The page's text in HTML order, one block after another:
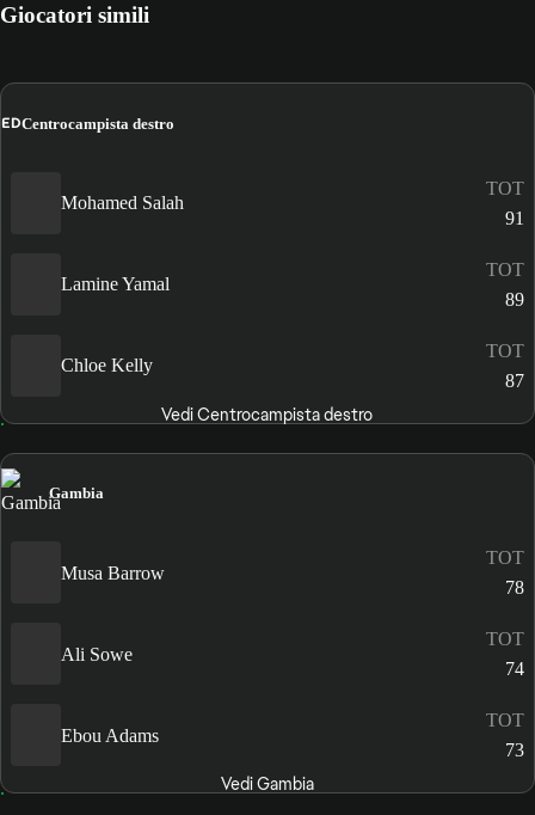
Giocatori simili
EDCentrocampista destro
Mohamed Salah
TOT
91
Lamine Yamal
TOT
89
Chloe Kelly
TOT
87
Vedi Centrocampista destro
Gambia
Musa Barrow
TOT
78
Ali Sowe
TOT
74
Ebou Adams
TOT
73
Vedi Gambia